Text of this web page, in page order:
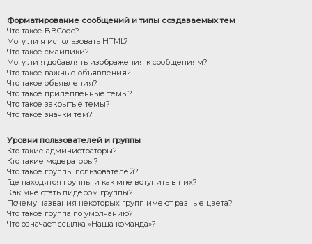
Форматирование сообщений и типы создаваемых тем
Что такое BBCode?
Могу ли я использовать HTML?
Что такое смайлики?
Могу ли я добавлять изображения к сообщениям?
Что такое важные объявления?
Что такое объявления?
Что такое прилепленные темы?
Что такое закрытые темы?
Что такое значки тем?
Уровни пользователей и группы
Кто такие администраторы?
Кто такие модераторы?
Что такое группы пользователей?
Где находятся группы и как мне вступить в них?
Как мне стать лидером группы?
Почему названия некоторых групп имеют разные цвета?
Что такое группа по умолчанию?
Что означает ссылка «Наша команда»?